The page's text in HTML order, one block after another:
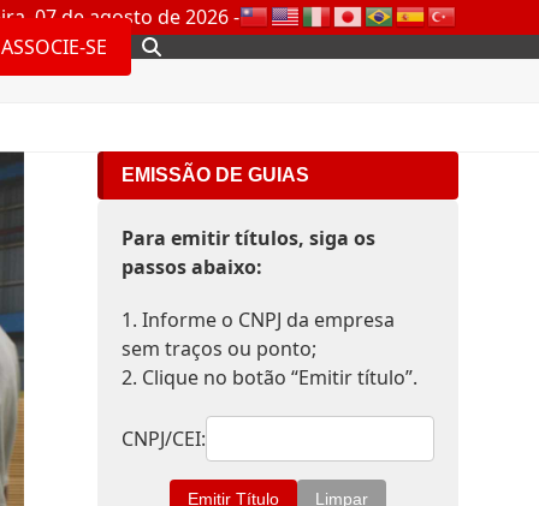
07 de agosto de 2026 -
ASSOCIE-SE
EMISSÃO DE GUIAS
Para emitir títulos, siga os
passos abaixo:
1. Informe o CNPJ da empresa
sem traços ou ponto;
2. Clique no botão “Emitir título”.
CNPJ/CEI: